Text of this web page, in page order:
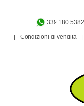
339.180 5382
Condizioni di vendita